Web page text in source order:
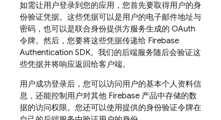
如需让用户登录到您的应用，您首先要取得用户的身
份验证凭据。这些凭据可以是用户的电子邮件地址与
密码，也可以是联合身份提供方服务生成的 OAuth
令牌。然后，您要将这些凭据传递给 Firebase
Authentication SDK。我们的后端服务随后会验证这
些凭据并将响应返回给客户端。
用户成功登录后，您可以访问用户的基本个人资料信
息，还能控制用户对其他 Firebase 产品中存储的数
据的访问权限。您还可以使用提供的身份验证令牌在